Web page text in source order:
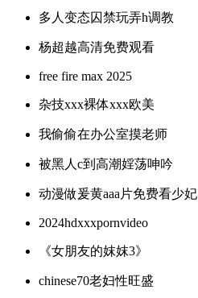
多人变态囚禁玩弄h调教
杨超越高清免费观看
free fire max 2025
杂技xxx裸体xxx欧美
我偷偷在办公室摸老师
被黑人c到高潮婬荡呻吟
动漫做爰黄aaa片免费看少妃
2024hdxxxpornvideo
《女朋友的妺妺3》
chinese70老妇性旺盛